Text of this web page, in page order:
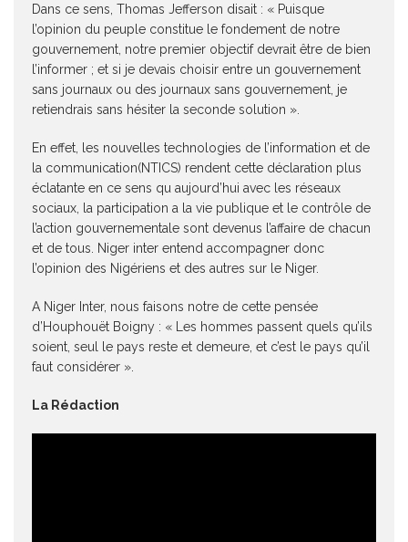
Dans ce sens, Thomas Jefferson disait : « Puisque
l’opinion du peuple constitue le fondement de notre
gouvernement, notre premier objectif devrait être de bien
l’informer ; et si je devais choisir entre un gouvernement
sans journaux ou des journaux sans gouvernement, je
retiendrais sans hésiter la seconde solution ».
En effet, les nouvelles technologies de l’information et de
la communication(NTICS) rendent cette déclaration plus
éclatante en ce sens qu aujourd’hui avec les réseaux
sociaux, la participation a la vie publique et le contrôle de
l’action gouvernementale sont devenus l’affaire de chacun
et de tous. Niger inter entend accompagner donc
l’opinion des Nigériens et des autres sur le Niger.
A Niger Inter, nous faisons notre de cette pensée
d’Houphouët Boigny : « Les hommes passent quels qu’ils
soient, seul le pays reste et demeure, et c’est le pays qu’il
faut considérer ».
La Rédaction